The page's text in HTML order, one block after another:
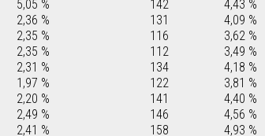
5,05 % 142
4,43 %
2,36 % 131
4,09 %
2,35 % 116
3,62 %
2,35 % 112
3,49 %
2,31 % 134
4,18 %
1,97 % 122
3,81 %
2,20 % 141
4,40 %
2,49 % 146
4,56 %
2,41 % 158
4,93 %